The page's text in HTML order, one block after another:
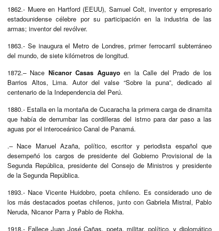
1862.- Muere en Hartford (EEUU), Samuel Colt, inventor y empresario
estadounidense célebre por su participación en la industria de las
armas; inventor del revólver.
1863.- Se inaugura el Metro de Londres, primer ferrocarril subterráneo
del mundo, de siete kilómetros de longitud.
1872.– Nace Nicanor Casas Aguayoen la Calle del Prado de los
Barrios Altos, Lima. Autor del valse “Sobre la puna”, dedicado al
centenario de la Independencia del Perú.
1880.- Estalla en la montaña de Cucaracha la primera carga de dinamita
que había de derrumbar las cordilleras del istmo para dar paso a las
aguas por el interoceánico Canal de Panamá.
.– Nace Manuel Azaña, político, escritor y periodista español que
desempeñó los cargos de presidente del Gobierno Provisional de la
Segunda República, presidente del Consejo de Ministros y presidente
de la Segunda República.
1893.- Nace Vicente Huidobro, poeta chileno. Es considerado uno de
los más destacados poetas chilenos, junto con Gabriela Mistral, Pablo
Neruda, Nicanor Parra y Pablo de Rokha.
1918.- Fallece Juan José Cañas, poeta, militar, político, y diplomático